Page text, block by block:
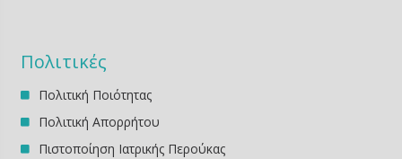
Πολιτικές
Πολιτική Ποιότητας
Πολιτική Απορρήτου
Πιστοποίηση Ιατρικής Περούκας